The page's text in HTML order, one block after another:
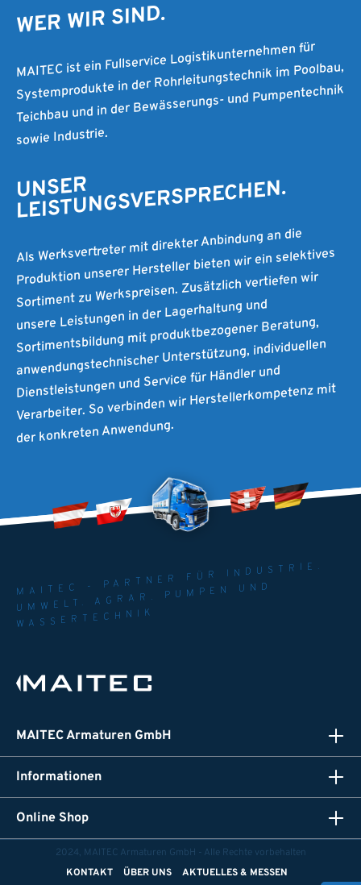
WER WIR SIND.
MAITEC ist ein Fullservice Logistikunternehmen für
Systemprodukte in der Rohrleitungstechnik im Poolbau,
Teichbau und in der Bewässerungs- und Pumpentechnik
sowie Industrie.
UNSER
LEISTUNGSVERSPRECHEN.
Als Werksvertreter mit direkter Anbindung an die
Produktion unserer Hersteller bieten wir ein selektives
Sortiment zu Werkspreisen. Zusätzlich vertiefen wir
unsere Leistungen in der Lagerhaltung und
Sortimentsbildung mit produktbezogener Beratung,
anwendungstechnischer Unterstützung, individuellen
Dienstleistungen und Service für Händler und
Verarbeiter. So verbinden wir Herstellerkompetenz mit
der konkreten Anwendung.
MAITEC - PARTNER FÜR INDUSTRIE.
UMWELT. AGRAR. PUMPEN UND
WASSERTECHNIK
MAITEC Armaturen GmbH
Informationen
Online Shop
2024, MAITEC Armaturen GmbH - Alle Rechte vorbehalten
KONTAKT
ÜBER UNS AKTUELLES & MESSEN